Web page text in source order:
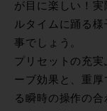
が目に楽しい！
ルタイムに踊る
事でしょう。
プリセットの充
ーブ効果と、重
る瞬時の操作の